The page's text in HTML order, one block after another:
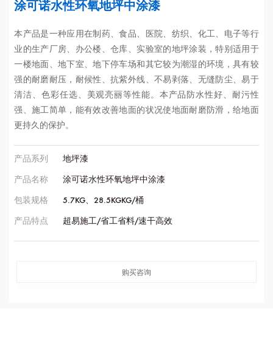
涂可诺水性环氧地坪中涂漆
本产品是一种应用在制药、食品、医院、纺织、化工、电子等行
业的生产厂房、办公楼、仓库、实验室的地坪涂装，特别适用于
一楼地面、地下室、地下停车场和其它较为潮湿的环境，具有较
强的耐磨耐压，耐候性、抗紫外线、不易剥落、无缝防尘、易于
清洁、色彩任选、美观亮丽等性能。本产品防水性好、耐污性
强、施工简单，能有效改善地面的状况使地面耐磨防滑，给地面
更持久的保护。
产品系列 地坪漆
产品名称 涂可诺水性环氧地坪中涂漆
包装规格 5.7KG、28.5KGKG/桶
产品特点 超易施工/省工省料/速干高效
购买咨询